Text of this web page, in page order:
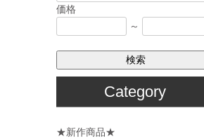
価格
～
検索
Category
★新作商品★